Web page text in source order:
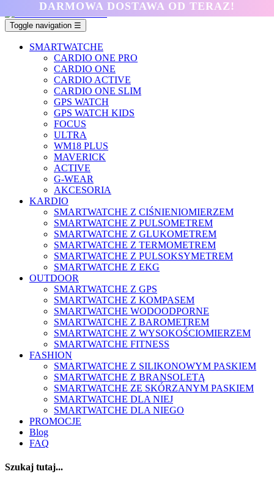
DARMOWA DOSTAWA OD TERAZ!
Toggle navigation ☰
SMARTWATCHE
CARDIO ONE PRO
CARDIO ONE
CARDIO ACTIVE
CARDIO ONE SLIM
GPS WATCH
GPS WATCH KIDS
FOCUS
ULTRA
WM18 PLUS
MAVERICK
ACTIVE
G-WEAR
AKCESORIA
KARDIO
SMARTWATCHE Z CIŚNIENIOMIERZEM
SMARTWATCHE Z PULSOMETREM
SMARTWATCHE Z GLUKOMETREM
SMARTWATCHE Z TERMOMETREM
SMARTWATCHE Z PULSOKSYMETREM
SMARTWATCHE Z EKG
OUTDOOR
SMARTWATCHE Z GPS
SMARTWATCHE Z KOMPASEM
SMARTWATCHE WODOODPORNE
SMARTWATCHE Z BAROMETREM
SMARTWATCHE Z WYSOKOŚCIOMIERZEM
SMARTWATCHE FITNESS
FASHION
SMARTWATCHE Z SILIKONOWYM PASKIEM
SMARTWATCHE Z BRANSOLETĄ
SMARTWATCHE ZE SKÓRZANYM PASKIEM
SMARTWATCHE DLA NIEJ
SMARTWATCHE DLA NIEGO
PROMOCJE
Blog
FAQ
Szukaj tutaj...